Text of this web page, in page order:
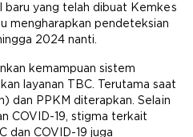
baru yang telah dibuat Kemkes
mengharapkan pendeteksian
2024 nanti.
kemampuan sistem
layanan TBC. Terutama saat
dan PPKM diterapkan. Selain
COVID-19, stigma terkait
dan COVID-19 juga